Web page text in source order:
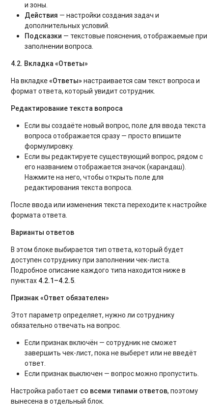
и зоны.
Действия — настройки создания задач и
дополнительных условий.
Подсказки — текстовые пояснения, отображаемые при
заполнении вопроса.
4.2. Вкладка «Ответы»
На вкладке«Ответы» настраивается сам текст вопроса и
формат ответа, который увидит сотрудник.
Редактирование текста вопроса
Если вы создаёте новый вопрос, поле для ввода текста
вопроса отображается сразу — просто впишите
формулировку.
Если вы редактируете существующий вопрос, рядом с
его названием отображается значок (карандаш).
Нажмите на него, чтобы открыть поле для
редактирования текста вопроса.
После ввода или изменения текста переходите к настройке
формата ответа.
Варианты ответов
В этом блоке выбирается тип ответа, который будет
доступен сотруднику при заполнении чек-листа.
Подробное описание каждого типа находится ниже в
пунктах 4.2.1–4.2.5.
Признак «Ответ обязателен»
Этот параметр определяет, нужно ли сотруднику
обязательно отвечать на вопрос.
Если признак включён — сотрудник не сможет
завершить чек-лист, пока не выберет или не введёт
ответ.
Если признак выключен — вопрос можно пропустить.
Настройка работает со всеми типами ответов, поэтому
вынесена в отдельный блок.